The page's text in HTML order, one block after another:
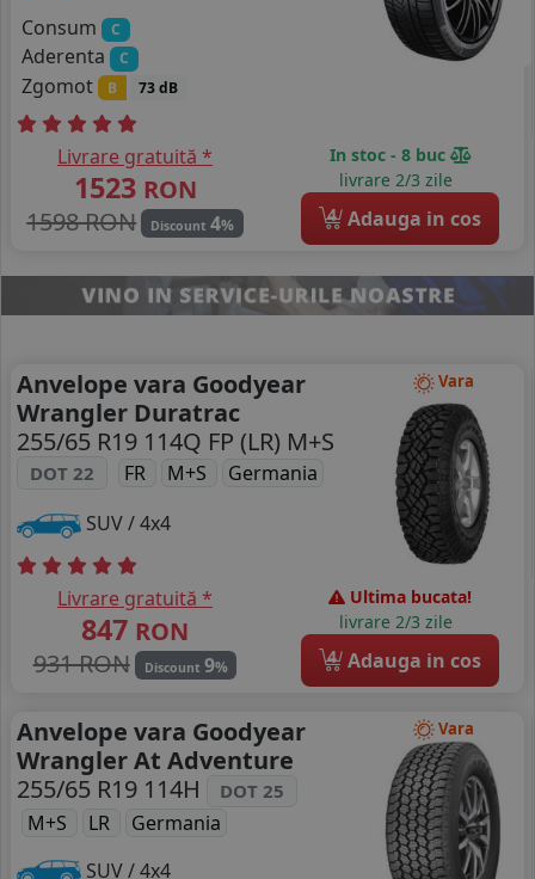
Consum
C
Aderenta C
Zgomot B 73 dB
Livrare gratuită *
1523 RON
1598 RON
Discount 4%
In stoc - 8 buc
livrare 2/3 zile
4 Adauga in cos
Vara
Anvelope vara Goodyear
Wrangler Duratrac
255/65 R19 114Q FP (LR) M+S
DOT 22 FR M+S
Germania
SUV / 4x4
Livrare gratuită *
847 RON
931 RON
Discount 9%
Ultima bucata!
livrare 2/3 zile
4 Adauga in cos
Vara
Anvelope vara Goodyear
Wrangler At Adventure
255/65 R19 114H
DOT 25
M+S LR
Germania
SUV / 4x4